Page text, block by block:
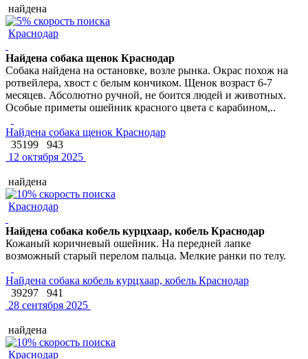
найдена
Краснодар
Найдена собака щенок Краснодар
Собака найдена на остановке, возле рынка. Окрас похож на
ротвейлера, хвост с белым кончиком. Щенок возраст 6-7
месяцев. Абсолютно ручной, не боится людей и животных.
Особые приметы ошейник красного цвета с карабином,..
Найдена собака щенок Краснодар
35199
943
12 октября 2025
найдена
Краснодар
Найдена собака кобель курцхаар, кобель Краснодар
Кожаный коричневый ошейник. На передней лапке
возможный старый перелом пальца. Мелкие ранки по телу.
Найдена собака кобель курцхаар, кобель Краснодар
39297
941
28 сентября 2025
найдена
Краснодар